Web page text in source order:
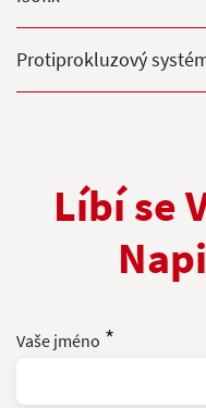
Protiprokluzový
Líbí se
Vaše jméno *